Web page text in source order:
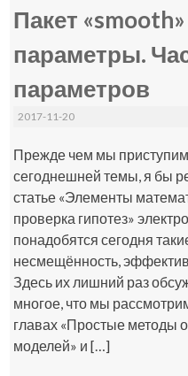
Пакет
параметры.
параметров
2017-11-20
Прежде чем мы
сегоднешней темы, я бы
статье «Элементы
проверка гипотез»
понадобятся сегодня
несмещённость,
Здесь их лишний раз
многое, что мы
главах «Простые методы
моделей» и […]